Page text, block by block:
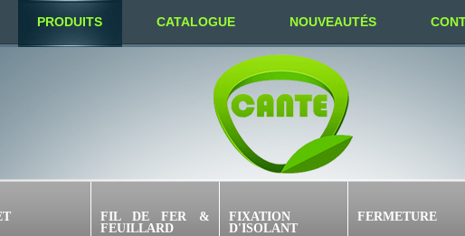
PRODUITS CATALOGUE NOUVEAUTÉS
FIL DE FER &
FEUILLARD
FIXATION
D'ISOLANT
FERMETURE